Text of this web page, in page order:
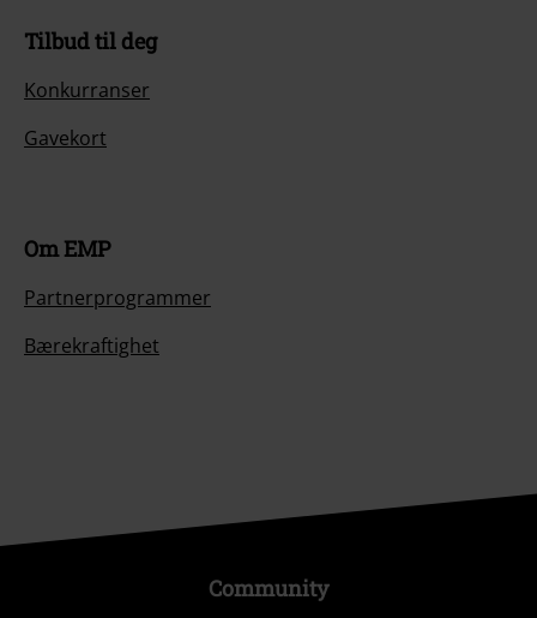
Tilbud til deg
Konkurranser
Gavekort
Om EMP
Partnerprogrammer
Bærekraftighet
Community